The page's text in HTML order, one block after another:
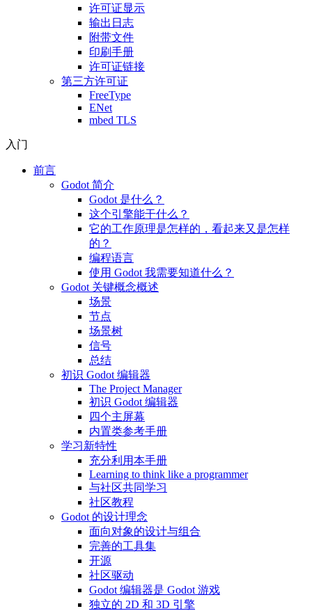
许可证显示
输出日志
附带文件
印刷手册
许可证链接
第三方许可证
FreeType
ENet
mbed TLS
入门
前言
Godot 简介
Godot 是什么？
这个引擎能干什么？
它的工作原理是怎样的，看起来又是怎样
的？
编程语言
使用 Godot 我需要知道什么？
Godot 关键概念概述
场景
节点
场景树
信号
总结
初识 Godot 编辑器
The Project Manager
初识 Godot 编辑器
四个主屏幕
内置类参考手册
学习新特性
充分利用本手册
Learning to think like a programmer
与社区共同学习
社区教程
Godot 的设计理念
面向对象的设计与组合
完善的工具集
开源
社区驱动
Godot 编辑器是 Godot 游戏
独立的 2D 和 3D 引擎